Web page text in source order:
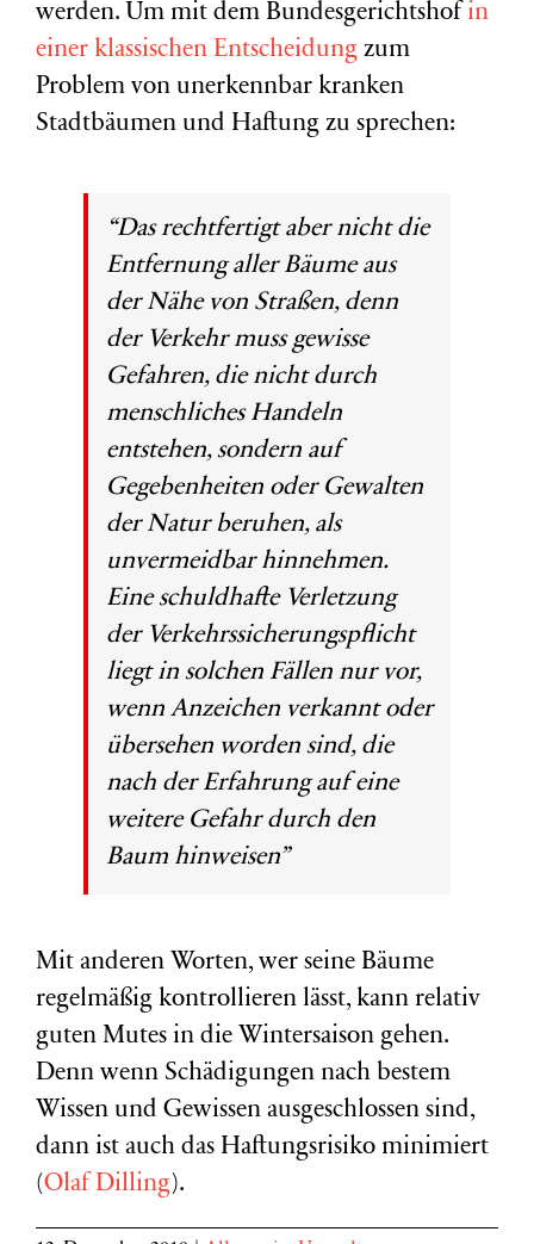
werden. Um mit dem Bundesgerichtshof in
einer klassischen Entscheidung zum
Problem von unerkennbar kranken
Stadtbäumen und Haftung zu sprechen:
“Das rechtfertigt aber nicht die
Entfernung aller Bäume aus
der Nähe von Straßen, denn
der Verkehr muss gewisse
Gefahren, die nicht durch
menschliches Handeln
entstehen, sondern auf
Gegebenheiten oder Gewalten
der Natur beruhen, als
unvermeidbar hinnehmen.
Eine schuldhafte Verletzung
der Verkehrssicherungspflicht
liegt in solchen Fällen nur vor,
wenn Anzeichen verkannt oder
übersehen worden sind, die
nach der Erfahrung auf eine
weitere Gefahr durch den
Baum hinweisen”
Mit anderen Worten, wer seine Bäume
regelmäßig kontrollieren lässt, kann relativ
guten Mutes in die Wintersaison gehen.
Denn wenn Schädigungen nach bestem
Wissen und Gewissen ausgeschlossen sind,
dann ist auch das Haftungsrisiko minimiert
(Olaf Dilling).